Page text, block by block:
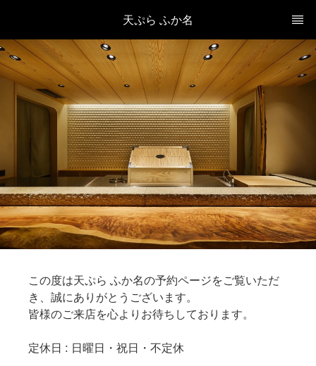
天ぷら ふか名
この度は天ぷら ふか名の予約ページをご覧いただ
き、誠にありがとうございます。
皆様のご来店を心よりお待ちしております。
定休日 : 日曜日・祝日・不定休